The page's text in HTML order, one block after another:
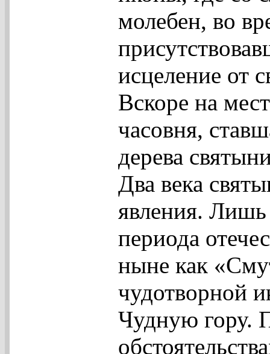
молебен, во
исцеление от
Вскоре на
часовня,
дерева
Два века
явления. Лишь
периода
ныне как
чудотворной
Чудную гору.